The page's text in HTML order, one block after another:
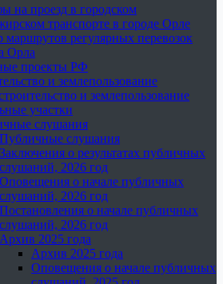
на проезд в городском
транспорте в городе Орле
маршрутов регулярных перевозок
Орла
проекты РФ
и землепользование
и землепользование
участки
слушания
Публичные слушания
Заключения о результатах публичных
слушаний, 2026 год
Оповещения о начале публичных
слушаний, 2026 год
Постановления о начале публичных
слушаний, 2026 год
Архив 2025 года
Архив 2025 года
Оповещения о начале публичных